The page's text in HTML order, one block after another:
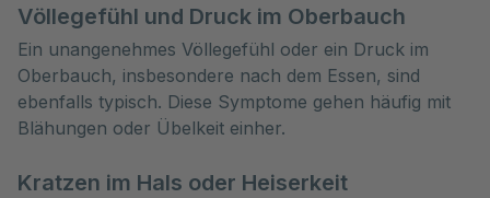
Völlegefühl und Druck im Oberbauch
Ein unangenehmes Völlegefühl oder ein Druck im
Oberbauch, insbesondere nach dem Essen, sind
ebenfalls typisch. Diese Symptome gehen häufig mit
Blähungen oder Übelkeit einher.
Kratzen im Hals oder Heiserkeit